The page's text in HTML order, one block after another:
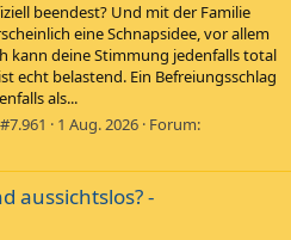
beendest? Und mit der Familie
eine Schnapsidee, vor allem
kann deine Stimmung jedenfalls total
echt belastend. Ein Befreiungsschlag
als...
1 Aug. 2026 Forum:
aussichtslos? -